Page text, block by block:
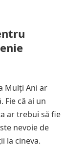
Mulți Ani ar
Fie că ai un
ar trebui să fie
nevoie de
la cineva.